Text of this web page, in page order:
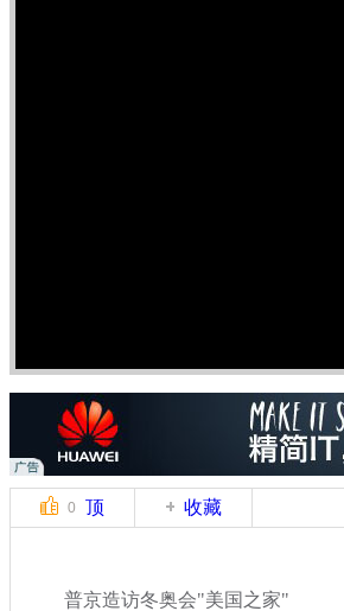
0 顶 收藏
普京造访冬奥会"美国之家"